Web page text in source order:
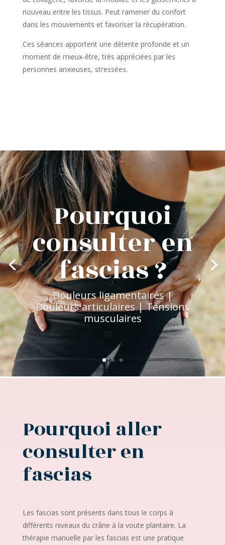
nouveau entre les tissus. Peut ramener du confort
dans les mouvements et favoriser la récupération.
Ces séances apportent une détente profonde et un
moment de mieux-être, très appréciées par les
personnes anxieuses, stressées.
Pourquoi
consulter en
fascias ?
Douleurs ligamentaires |
Douleurs articulaires | Tensions
musculaires
Pourquoi aller
consulter en
fascias
Les fascias sont présents dans tous le corps à
différents niveaux du crâne à la voute plantaire. La
thérapie manuelle par les fascias est une pratique